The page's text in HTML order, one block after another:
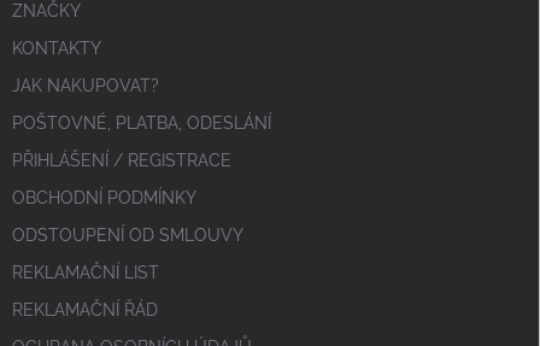
ZNAČKY
KONTAKTY
JAK NAKUPOVAT?
POŠTOVNÉ, PLATBA, ODESLÁNÍ
PŘIHLÁŠENÍ / REGISTRACE
OBCHODNÍ PODMÍNKY
ODSTOUPENÍ OD SMLOUVY
REKLAMAČNÍ LIST
REKLAMAČNÍ ŘÁD